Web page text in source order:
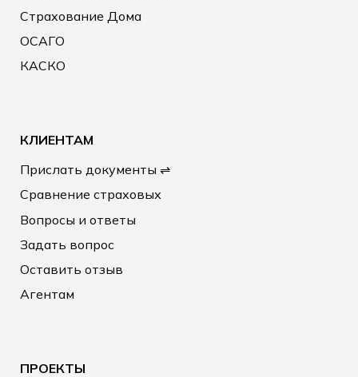
Страхование Дома
ОСАГО
КАСКО
КЛИЕНТАМ
Прислать документы ⇌
Сравнение страховых
Вопросы и ответы
Задать вопрос
Оставить отзыв
Агентам
ПРОЕКТЫ